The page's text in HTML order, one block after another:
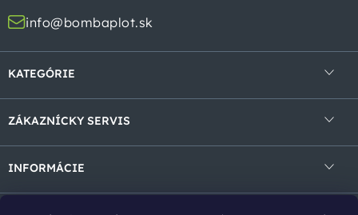
info@bombaplot.sk
KATEGÓRIE
Zvárané panely
Gabióny
ZÁKAZNÍCKY SERVIS
INFORMÁCIE
Kontakt